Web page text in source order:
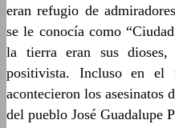
eran refugio de
se le conocía como
la tierra eran sus dioses,
positivista. Incluso en el
acontecieron los asesinatos
del pueblo José Guadalupe